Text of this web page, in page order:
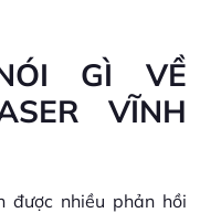
GÌ VỀ
VĨNH
được nhiều phản hồi